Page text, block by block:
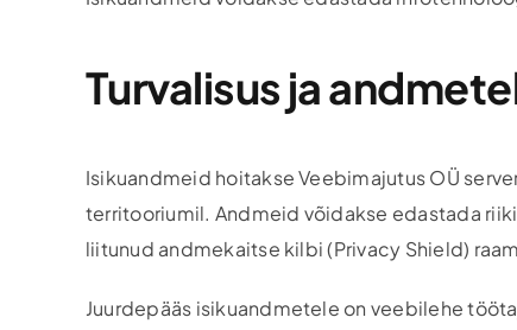
Turvalisus ja
Isikuandmeid hoitakse Veebimajutus OÜ
territooriumil. Andmeid võidakse edastada
liitunud andmekaitse kilbi (Privacy Shield)
Juurdepääs isikuandmetele on veebilehe